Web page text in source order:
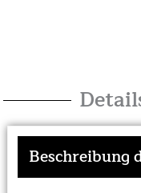
Beschreibung